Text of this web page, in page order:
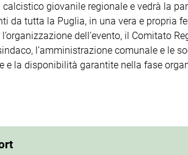
giovanile regionale e vedrà la
da tutta la Puglia, in una vera e propria
dell’evento, il Comitato
l’amministrazione comunale e le
e la disponibilità garantite nella fase